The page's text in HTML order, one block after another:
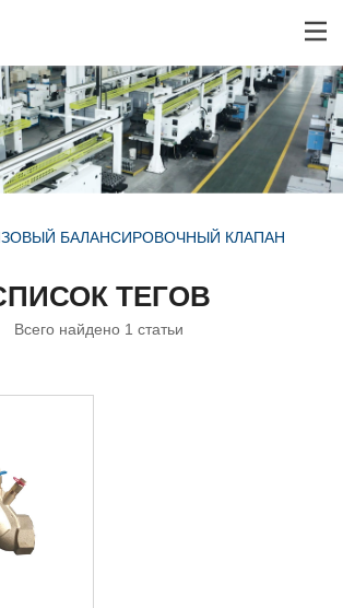
БАЛАНСИРОВОЧНЫЙ КЛАПАН
ТЕГОВ
Всего найдено 1 статьи